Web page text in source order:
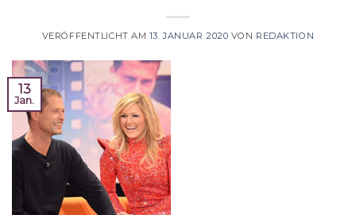
VERÖFFENTLICHT AM 13. JANUAR 2020 VON REDAKTION
13
Jan.